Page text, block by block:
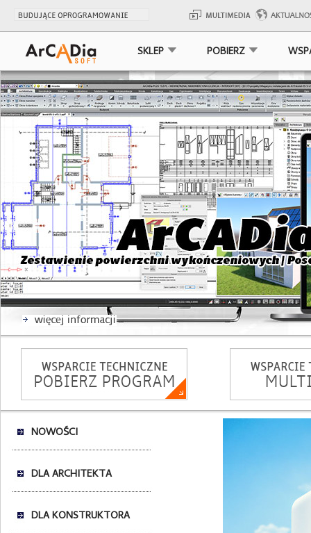
SKLEP POBIERZ
NOWOŚCI
DLA ARCHITEKTA
DLA KONSTRUKTORA